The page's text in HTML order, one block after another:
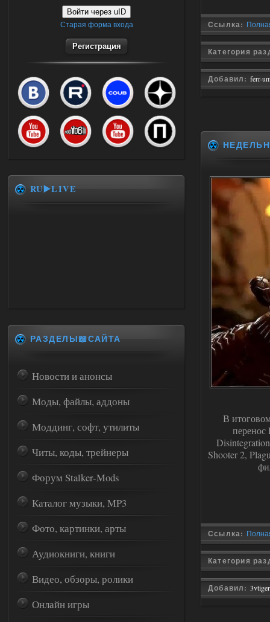
Ссылка:
Категория
Добавил: ferr-
В
перенос
Shooter 2,
Ссылка:
Категория
Добавил: 3vtiger
Войти через uID
Старая форма входа
Регистрация
RU▶️LIVE
РАЗДЕЛЫ📖САЙТА
Новости и анонсы
Моды, файлы, аддоны
Моддинг, софт, утилиты
Читы, коды, трейнеры
Форум Stalker-Mods
Каталог музыки, MP3
Фото, картинки, арты
Аудиокниги, книги
Видео, обзоры, ролики
Онлайн игры